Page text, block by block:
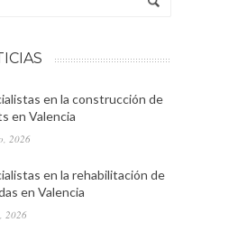
en la construcción de
en Valencia
2026
en la rehabilitación de
en Valencia
2026